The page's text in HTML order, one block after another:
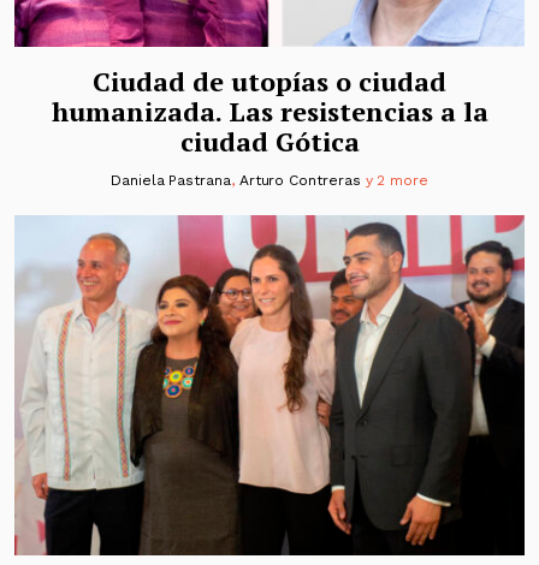
Ciudad de utopías o ciudad
humanizada. Las resistencias a la
ciudad Gótica
Daniela Pastrana, Arturo Contreras y 2 more